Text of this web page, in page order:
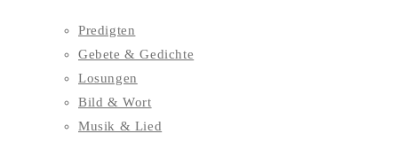
Predigten
Gebete & Gedichte
Losungen
Bild & Wort
Musik & Lied